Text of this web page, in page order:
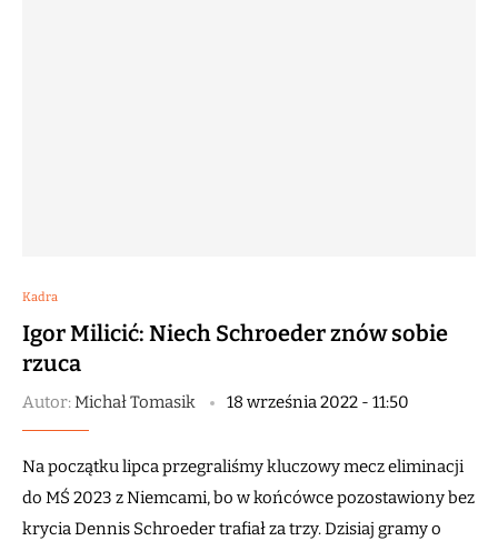
Kadra
Igor Milicić: Niech Schroeder znów sobie
rzuca
Autor:Michał Tomasik 18 września 2022 - 11:50
Na początku lipca przegraliśmy kluczowy mecz eliminacji
do MŚ 2023 z Niemcami, bo w końcówce pozostawiony bez
krycia Dennis Schroeder trafiał za trzy. Dzisiaj gramy o